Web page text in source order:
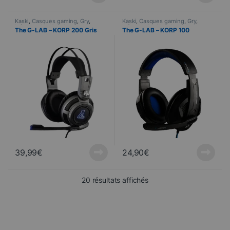
Kaski Casques gaming Gry,
Informatyka Urządzenia
peryferyjne
The G-LAB – KORP 200 Gris
39,99€
Kaski Casques gaming Gry,
Informatyka Urządzenia
peryferyjne
The G-LAB – KORP 100
24,90€
20 résultats affichésTrié du plus récent au